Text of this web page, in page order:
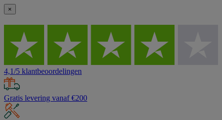
×
4,1/5 klantbeoordelingen
Gratis levering vanaf €200